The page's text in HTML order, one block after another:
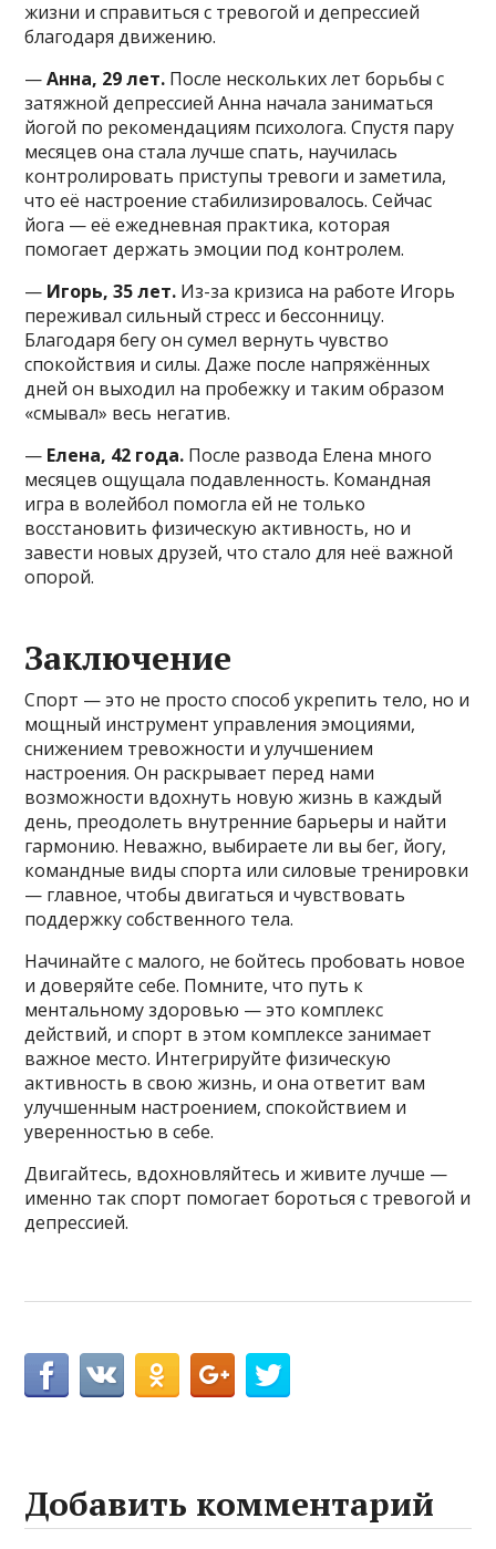
жизни и справиться с тревогой и депрессией
благодаря движению.
—Анна, 29 лет. После нескольких лет борьбы с
затяжной депрессией Анна начала заниматься
йогой по рекомендациям психолога. Спустя пару
месяцев она стала лучше спать, научилась
контролировать приступы тревоги и заметила,
что её настроение стабилизировалось. Сейчас
йога — её ежедневная практика, которая
помогает держать эмоции под контролем.
— Игорь, 35 лет. Из-за кризиса на работе Игорь
переживал сильный стресс и бессонницу.
Благодаря бегу он сумел вернуть чувство
спокойствия и силы. Даже после напряжённых
дней он выходил на пробежку и таким образом
«смывал» весь негатив.
— Елена, 42 года. После развода Елена много
месяцев ощущала подавленность. Командная
игра в волейбол помогла ей не только
восстановить физическую активность, но и
завести новых друзей, что стало для неё важной
опорой.
Заключение
Спорт — это не просто способ укрепить тело, но и
мощный инструмент управления эмоциями,
снижением тревожности и улучшением
настроения. Он раскрывает перед нами
возможности вдохнуть новую жизнь в каждый
день, преодолеть внутренние барьеры и найти
гармонию. Неважно, выбираете ли вы бег, йогу,
командные виды спорта или силовые тренировки
— главное, чтобы двигаться и чувствовать
поддержку собственного тела.
Начинайте с малого, не бойтесь пробовать новое
и доверяйте себе. Помните, что путь к
ментальному здоровью — это комплекс
действий, и спорт в этом комплексе занимает
важное место. Интегрируйте физическую
активность в свою жизнь, и она ответит вам
улучшенным настроением, спокойствием и
уверенностью в себе.
Двигайтесь, вдохновляйтесь и живите лучше —
именно так спорт помогает бороться с тревогой и
депрессией.
Добавить комментарий